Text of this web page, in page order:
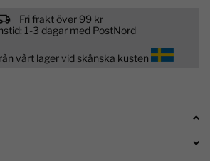
Fri frakt över 99 kr
1-3 dagar med PostNord
vårt lager vid skånska kusten